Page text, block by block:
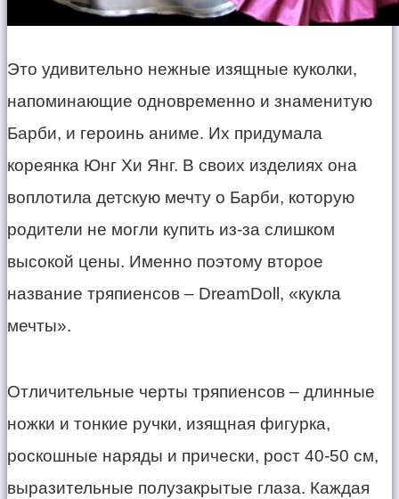
​Это удивительно нежные изящные куколки,
напоминающие одновременно и знаменитую
Барби, и героинь аниме. Их придумала
кореянка Юнг Хи Янг. В своих изделиях она
воплотила детскую мечту о Барби, которую
родители не могли купить из-за слишком
высокой цены. Именно поэтому второе
название тряпиенсов – DreamDoll, «кукла
мечты».
​Отличительные черты тряпиенсов – длинные
ножки и тонкие ручки, изящная фигурка,
роскошные наряды и прически, рост 40-50 см,
выразительные полузакрытые глаза. Каждая